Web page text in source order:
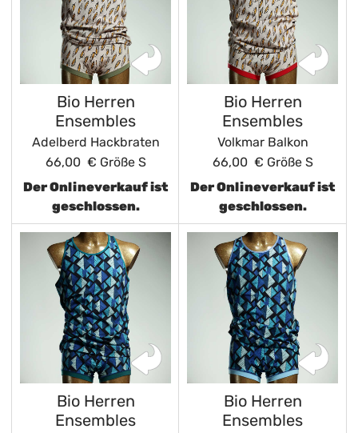
Bio Herren
Ensembles
Adelberd Hackbraten
66,00 € Größe S
Der Onlineverkauf ist
geschlossen.
Bio Herren
Ensembles
Volkmar Balkon
66,00 € Größe S
Der Onlineverkauf ist
geschlossen.
Bio Herren
Ensembles
Bio Herren
Ensembles